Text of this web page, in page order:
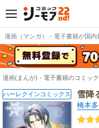
漫画（マンガ）・電子書籍が国内
漫画(まんが)・電子書籍のコミッ
雪降
橋本
ハーレクインコミックス